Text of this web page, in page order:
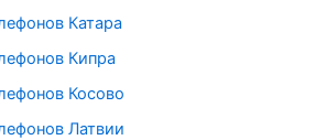
Катара
Кипра
Косово
Латвии